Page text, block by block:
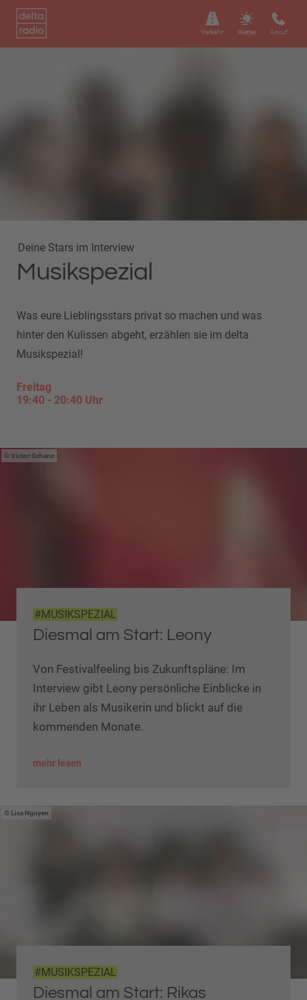
Verkehr Wetter Anruf
Deine Stars im Interview
Musikspezial
Was eure Lieblingsstars privat so machen und was
hinter den Kulissen abgeht, erzählen sie im delta
Musikspezial!
Freitag
19:40 - 20:40 Uhr
Victor Schanz
#MUSIKSPEZIAL
Diesmal am Start: Leony
Von Festivalfeeling bis Zukunftspläne: Im
Interview gibt Leony persönliche Einblicke in
ihr Leben als Musikerin und blickt auf die
kommenden Monate.
mehr lesen
Lisa Nguyen
#MUSIKSPEZIAL
Diesmal am Start: Rikas